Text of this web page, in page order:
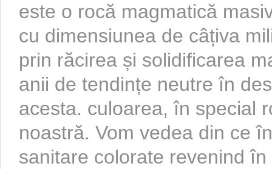
este o rocă magmatică
cu dimensiunea de câțiva
prin răcirea și solidificarea
anii de tendințe neutre în
acesta. culoarea, în special
noastră. Vom vedea din ce
sanitare colorate revenind